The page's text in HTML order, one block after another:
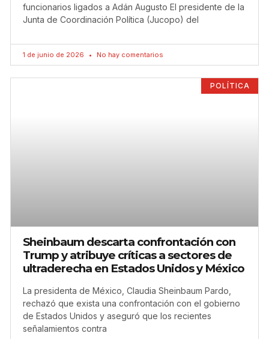
funcionarios ligados a Adán Augusto El presidente de la
Junta de Coordinación Política (Jucopo) del
1 de junio de 2026 No hay comentarios
POLÍTICA
Sheinbaum descarta confrontación con
Trump y atribuye críticas a sectores de
ultraderecha en Estados Unidos y México
La presidenta de México, Claudia Sheinbaum Pardo,
rechazó que exista una confrontación con el gobierno
de Estados Unidos y aseguró que los recientes
señalamientos contra